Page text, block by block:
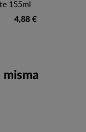
155ml
4,88 €